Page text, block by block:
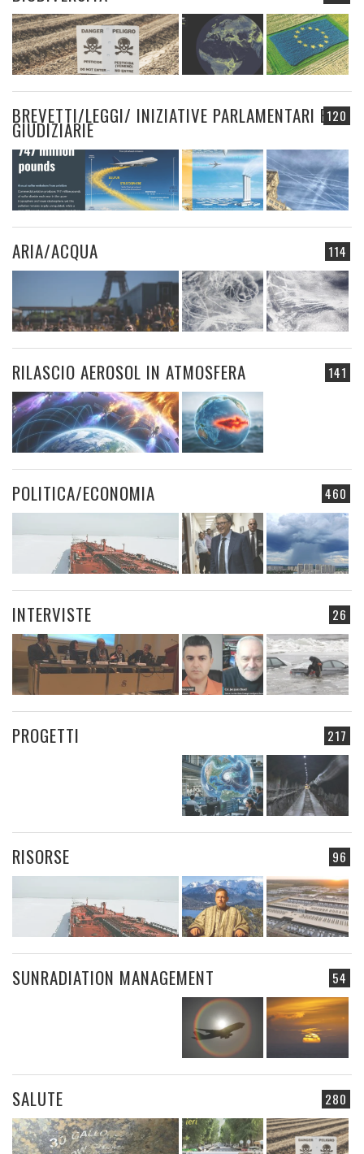
120
BREVETTI/LEGGI/ INIZIATIVE PARLAMENTARI E
GIUDIZIARIE
114
ARIA/ACQUA
141
RILASCIO AEROSOL IN ATMOSFERA
460
POLITICA/ECONOMIA
26
INTERVISTE
217
PROGETTI
96
RISORSE
54
SUNRADIATION MANAGEMENT
280
SALUTE